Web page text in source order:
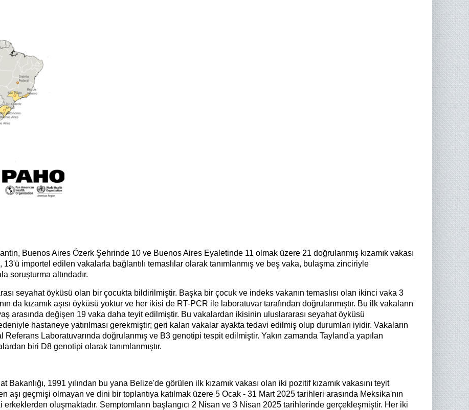
Buenos Aires Özerk Şehrinde 10 ve Buenos Aires Eyaletinde 11 olmak üzere 21 doğrulanmış kızamık vakası
importel edilen vakalarla bağlantılı temaslılar olarak tanımlanmış ve beş vaka, bulaşma zinciriyle
soruşturma altındadır.
seyahat öyküsü olan bir çocukta bildirilmiştir. Başka bir çocuk ve indeks vakanın temaslısı olan ikinci vaka 3
da kızamık aşısı öyküsü yoktur ve her ikisi de RT-PCR ile laboratuvar tarafından doğrulanmıştır. Bu ilk vakaların
arasında değişen 19 vaka daha teyit edilmiştir. Bu vakalardan ikisinin uluslararası seyahat öyküsü
hastaneye yatırılması gerekmiştir; geri kalan vakalar ayakta tedavi edilmiş olup durumları iyidir. Vakaların
Laboratuvarında doğrulanmış ve B3 genotipi tespit edilmiştir. Yakın zamanda Tayland'a yapılan
biri D8 genotipi olarak tanımlanmıştır.
1991 yılından bu yana Belize'de görülen ilk kızamık vakası olan iki pozitif kızamık vakasını teyit
aşı geçmişi olmayan ve dini bir toplantıya katılmak üzere 5 Ocak - 31 Mart 2025 tarihleri arasında Meksika'nın
oluşmaktadır. Semptomların başlangıcı 2 Nisan ve 3 Nisan 2025 tarihlerinde gerçekleşmiştir. Her iki